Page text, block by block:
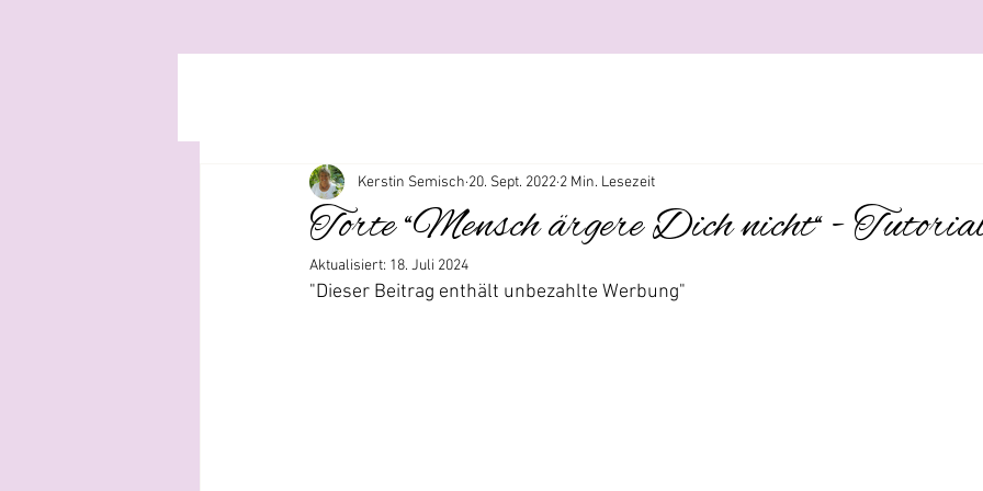
Torte “Mensch ärgere Dich nicht“ -
Kerstin Semisch 20. Sept. 2022 2 Min. Lesezeit
Aktualisiert: 18. Juli 2024
"Dieser Beitrag enthält unbezahlte Werbung"